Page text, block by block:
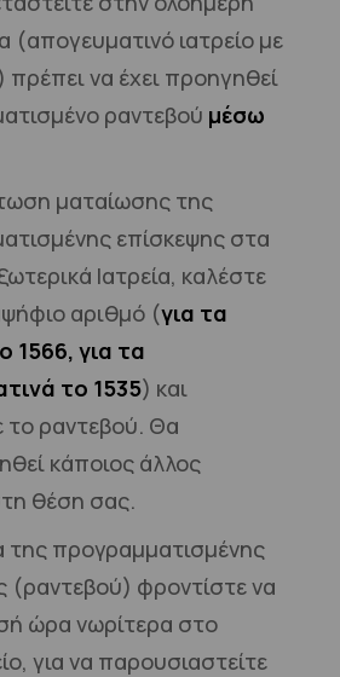
(απογευματινό ιατρείο με
να έχει προηγηθεί
ραντεβού μέσω
ματαίωσης της
επίσκεψης στα
Ιατρεία, καλέστε
αριθμό(για τα
1566, για τα
το 1535) και
ραντεβού. Θα
κάποιος άλλος
θέση σας.
της προγραμματισμένης
(ραντεβού) φροντίστε να
ώρα νωρίτερα στο
για να παρουσιαστείτε